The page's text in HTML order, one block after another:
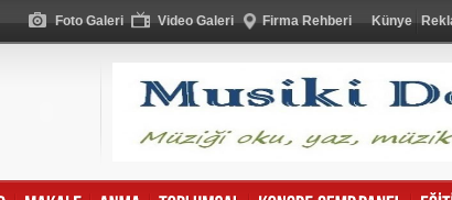
Foto Galeri Video Galeri Firma Rehberi Künye